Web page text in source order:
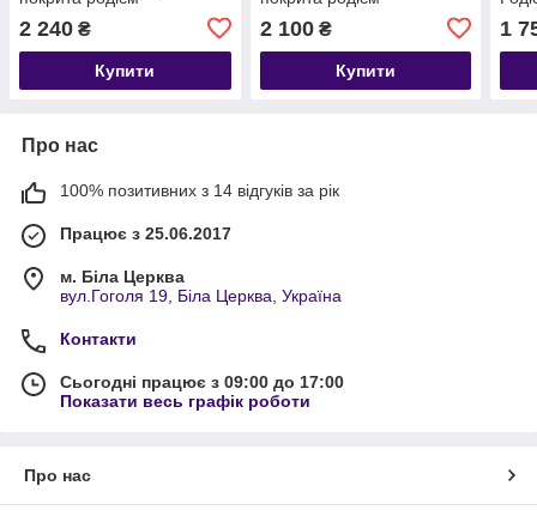
тренді
2 240 ₴
Купити
2 100₴
Купити
1
Про нас
100% позитивних з 14 відгуків за рік
Працює з 25.06.2017
м. Біла Церква
вул.Гоголя 19, Біла Церква, Україна
Контакти
Сьогодні працює з 09:00 до 17:00
Показати весь графік роботи
Про нас